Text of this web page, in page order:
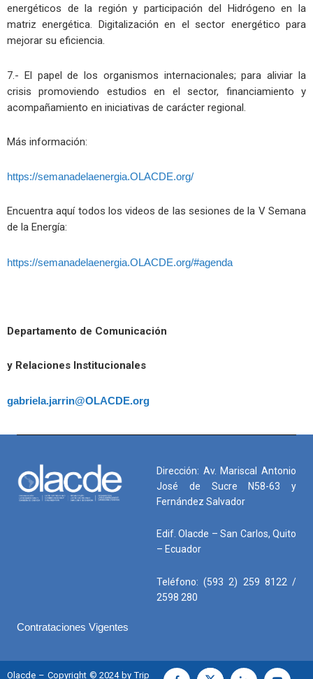
energéticos de la región y participación del Hidrógeno en la
matriz energética. Digitalización en el sector energético para
mejorar su eficiencia.
7.- El papel de los organismos internacionales; para aliviar la
crisis promoviendo estudios en el sector, financiamiento y
acompañamiento en iniciativas de carácter regional.
Más información:
https://semanadelaenergia.OLACDE.org/
Encuentra aquí todos los videos de las sesiones de la V Semana
de la Energía:
https://semanadelaenergia.OLACDE.org/#agenda
Departamento de Comunicación
y Relaciones Institucionales
gabriela.jarrin@OLACDE.org
Dirección: Av. Mariscal Antonio
José de Sucre N58-63 y
Fernández Salvador
Edif. Olacde – San Carlos, Quito
– Ecuador
Teléfono: (593 2) 259 8122 /
2598 280
Contrataciones Vigentes
Olacde – Copyright © 2024 by Trip